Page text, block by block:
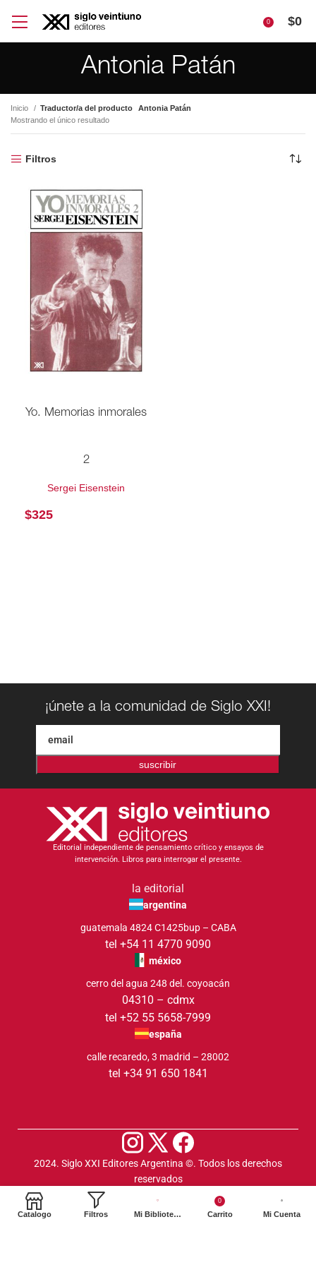
0 $0
Antonia Patán
Inicio Traductor/a del producto
Antonia Patán
Mostrando el único resultado
Filtros
Yo. Memorias inmorales
2
Sergei Eisenstein
$325
¡únete a la comunidad de Siglo XXI!
suscribir
Editorial independiente de pensamiento crítico y ensayos de
intervención. Libros para interrogar el presente.
la editorial
argentina
guatemala 4824 C1425bup – CABA
tel +54 11 4770 9090
méxico
cerro del agua 248 del. coyoacán
04310 – cdmx
tel +52 55 5658-7999
españa
calle recaredo, 3 madrid – 28002
tel +34 91 650 1841
2024. Siglo XXI Editores Argentina ©️. Todos los derechos
reservados
Catalogo Filtros Mi Biblioteca
0
Carrito Mi Cuenta